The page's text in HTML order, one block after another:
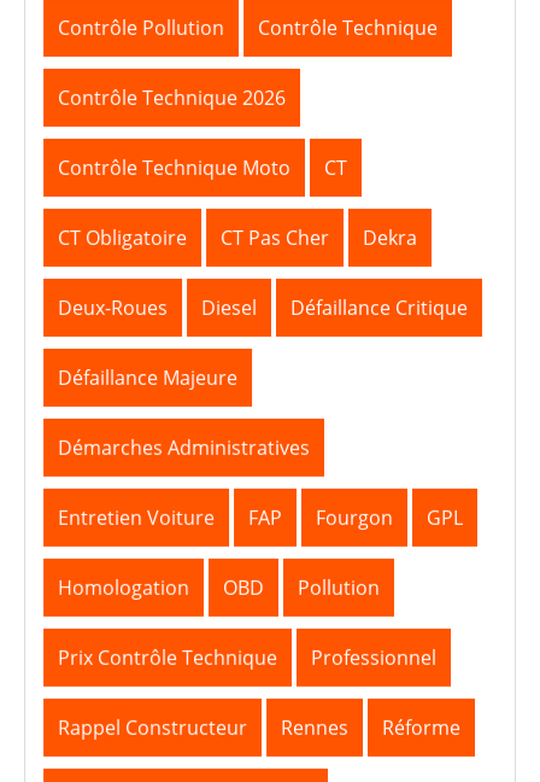
Contrôle Pollution Contrôle Technique
Contrôle Technique 2026
Contrôle Technique Moto CT
CT Obligatoire CT Pas Cher Dekra
Deux-Roues Diesel Défaillance Critique
Défaillance Majeure
Démarches Administratives
Entretien Voiture FAP Fourgon GPL
Homologation OBD Pollution
Prix Contrôle Technique Professionnel
Rappel Constructeur Rennes Réforme